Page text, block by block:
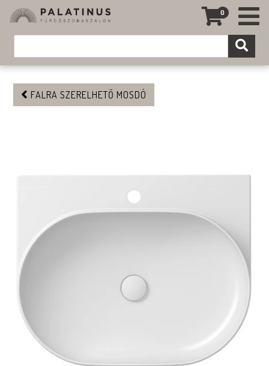
0
FALRA SZERELHETŐ MOSDÓ